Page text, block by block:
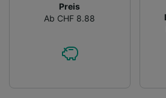
Preis
Ab CHF 8.88